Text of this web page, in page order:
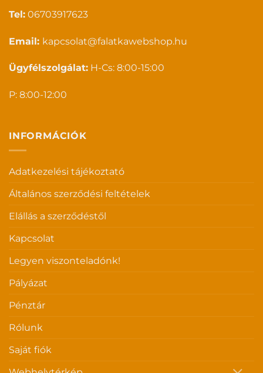
Tel: 06703917623
Email: kapcsolat@falatkawebshop.hu
Ügyfélszolgálat: H-Cs: 8:00-15:00
P: 8:00-12:00
INFORMÁCIÓK
Adatkezelési tájékoztató
Általános szerződési feltételek
Elállás a szerződéstől
Kapcsolat
Legyen viszonteladónk!
Pályázat
Pénztár
Rólunk
Saját fiók